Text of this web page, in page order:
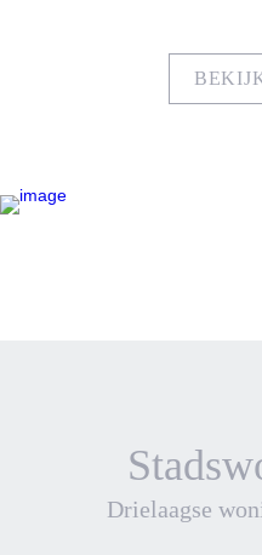
Drielaagse